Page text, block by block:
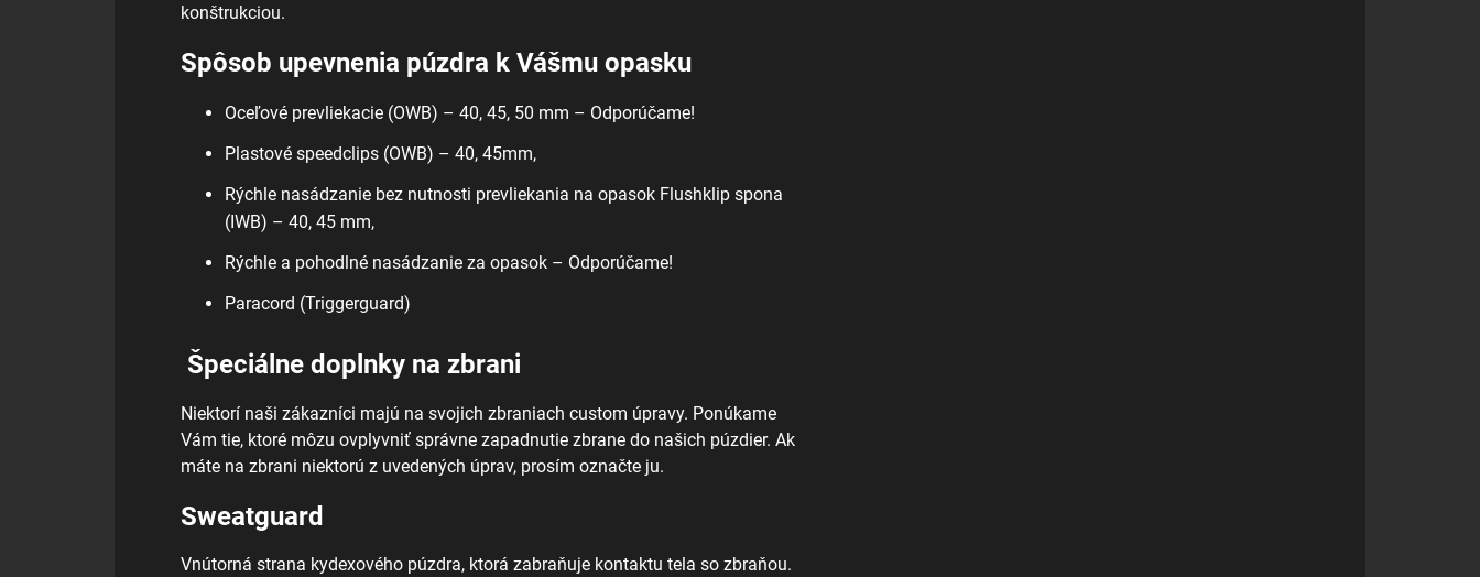
konštrukciou.
Spôsob upevnenia púzdra k Vášmu opasku
Oceľové prevliekacie (OWB) – 40, 45, 50 mm – Odporúčame!
Plastové speedclips (OWB) – 40, 45mm,
Rýchle nasádzanie bez nutnosti prevliekania na opasok Flushklip spona
(IWB) – 40, 45 mm,
Rýchle a pohodlné nasádzanie za opasok – Odporúčame!
Paracord (Triggerguard)
Špeciálne doplnky na zbrani
Niektorí naši zákazníci majú na svojich zbraniach custom úpravy. Ponúkame
Vám tie, ktoré môzu ovplyvniť správne zapadnutie zbrane do našich púzdier. Ak
máte na zbrani niektorú z uvedených úprav, prosím označte ju.
Sweatguard
Vnútorná strana kydexového púzdra, ktorá zabraňuje kontaktu tela so zbraňou.